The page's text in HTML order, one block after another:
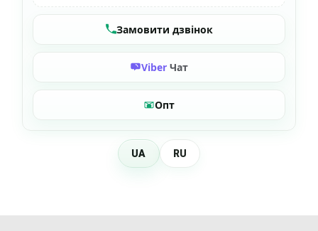
Замовити дзвінок
Viber Чат
Опт
UA RU